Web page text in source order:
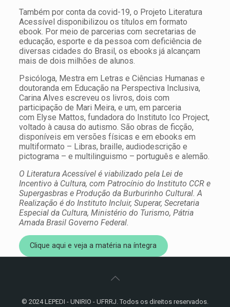
Também por conta da covid-19, o Projeto Literatura
Acessível disponibilizou os títulos em formato
ebook. Por meio de parcerias com secretarias de
educação, esporte e da pessoa com deficiência de
diversas cidades do Brasil, os ebooks já alcançam
mais de dois milhões de alunos.
Psicóloga, Mestra em Letras e Ciências Humanas e
doutoranda em Educação na Perspectiva Inclusiva,
Carina Alves escreveu os livros, dois com
participação de Mari Meira, e um, em parceria
com Elyse Mattos, fundadora do Instituto Ico Project,
voltado à causa do autismo. São obras de ficção,
disponíveis em versões físicas e em ebooks em
multiformato – Libras, braille, audiodescrição e
pictograma – e multilinguismo – português e alemão.
O Literatura Acessível é viabilizado pela Lei de
Incentivo à Cultura, com Patrocínio do Instituto CCR e
Supergasbras e Produção da Burburinho Cultural. A
Realização é do Instituto Incluir, Superar, Secretaria
Especial da Cultura, Ministério do Turismo, Pátria
Amada Brasil Governo Federal.
Clique aqui e veja a matéria na íntegra
© 2024 LEPEDI - UNIRIO - UFRRJ. Todos os direitos reservados.